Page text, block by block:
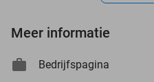
Meer informatie
Bedrijfspagina